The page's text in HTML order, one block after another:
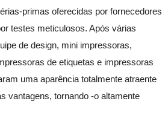
primas oferecidas por fornecedores
testes meticulosos. Após várias
de design, mini impressoras,
de etiquetas e impressoras
uma aparência totalmente atraente
vantagens, tornando -o altamente